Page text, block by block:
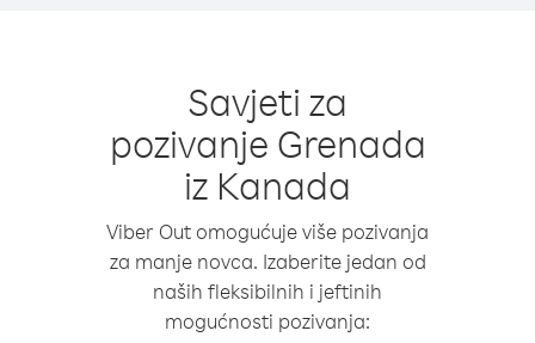
Savjeti za
pozivanje Grenada
iz Kanada
Viber Out omogućuje više pozivanja
za manje novca. Izaberite jedan od
naših fleksibilnih i jeftinih
mogućnosti pozivanja: